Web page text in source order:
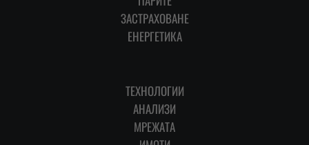
ЗАСТРАХОВАНЕ
ЕНЕРГЕТИКА
ТЕХНОЛОГИИ
АНАЛИЗИ
МРЕЖАТА